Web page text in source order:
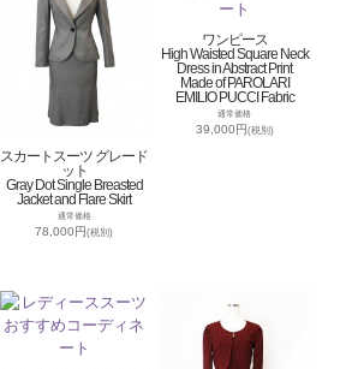
スカートスーツ グレード
ット
Gray Dot Single Breasted
Jacket and Flare Skirt
通常価格
78,000円(税別)
ワンピース
High Waisted Square Neck
Dress in Abstract Print
Made of PAROLARI
EMILIO PUCCI Fabric
通常価格
39,000円 (税別)